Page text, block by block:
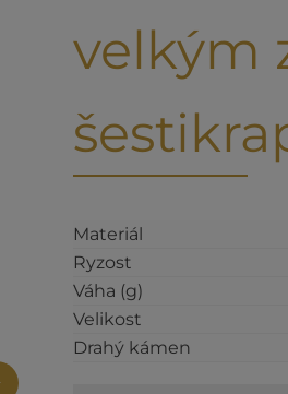
velkým
Materiál
Ryzost
Váha (g)
Velikost
Drahý kámen